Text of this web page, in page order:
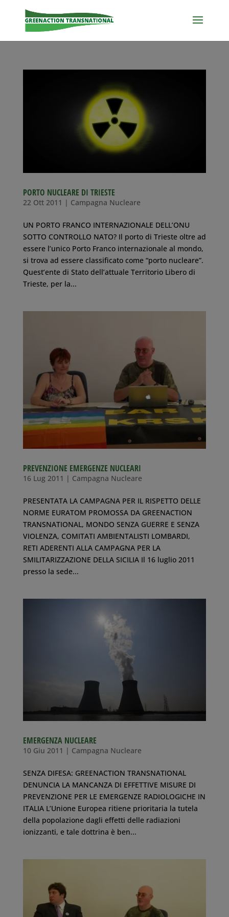
PORTO NUCLEARE DI TRIESTE
22 Ott 2011 | Campagna Nucleare
UN PORTO FRANCO INTERNAZIONALE DELL’ONU
SOTTO CONTROLLO NATO? Il porto di Trieste oltre ad
essere l’unico Porto Franco internazionale al mondo,
si trova ad essere classificato come “porto nucleare”.
Quest’ente di Stato dell’attuale Territorio Libero di
Trieste, per la...
PREVENZIONE EMERGENZE NUCLEARI
16 Lug 2011 | Campagna Nucleare
PRESENTATA LA CAMPAGNA PER IL RISPETTO DELLE
NORME EURATOM PROMOSSA DA GREENACTION
TRANSNATIONAL, MONDO SENZA GUERRE E SENZA
VIOLENZA, COMITATI AMBIENTALISTI LOMBARDI,
RETI ADERENTI ALLA CAMPAGNA PER LA
SMILITARIZZAZIONE DELLA SICILIA Il 16 luglio 2011
presso la sede...
EMERGENZA NUCLEARE
10 Giu 2011 | Campagna Nucleare
SENZA DIFESA: GREENACTION TRANSNATIONAL
DENUNCIA LA MANCANZA DI EFFETTIVE MISURE DI
PREVENZIONE PER LE EMERGENZE RADIOLOGICHE IN
ITALIA L’Unione Europea ritiene prioritaria la tutela
della popolazione dagli effetti delle radiazioni
ionizzanti, e tale dottrina è ben...